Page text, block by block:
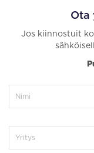
Ota
Jos kiinnostuit